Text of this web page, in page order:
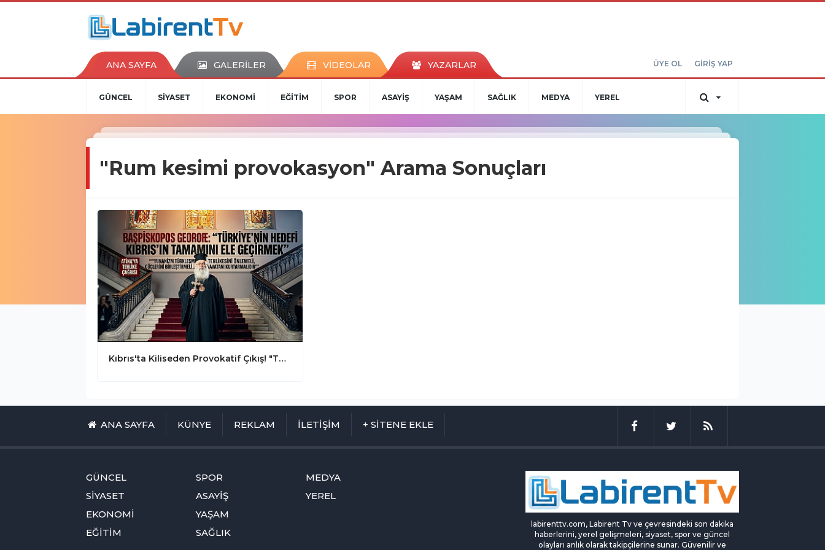
ANA SAYFA GALERİLER VİDEOLAR YAZARLAR ÜYE OL GİRİŞ YAP
GÜNCEL SİYASET EKONOMİ EĞİTİM SPOR ASAYİŞ YAŞAM SAĞLIK MEDYA YEREL
"Rum kesimi provokasyon" Arama Sonuçları
Kıbrıs'ta Kiliseden Provokatif Çıkış! "Türkiye'nin Hedefi Adanın Tamamı"
ANA SAYFA KÜNYE REKLAM İLETİŞİM + SİTENE EKLE
GÜNCEL
SİYASET
EKONOMİ
EĞİTİM
SPOR
ASAYİŞ
YAŞAM
SAĞLIK
MEDYA
YEREL
labirenttv.com, Labirent Tv ve çevresindeki son dakika
haberlerini, yerel gelişmeleri, siyaset, spor ve güncel
olayları anlık olarak takipçilerine sunar. Güvenilir ve